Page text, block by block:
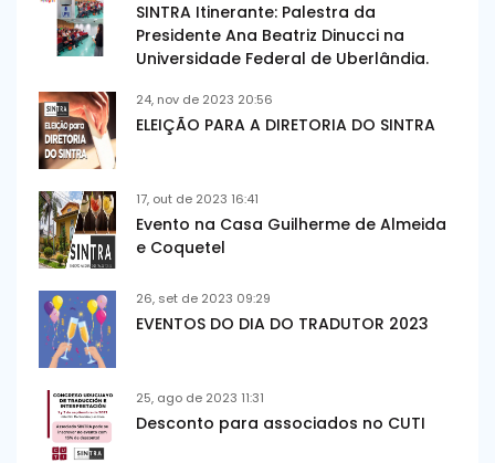
SINTRA Itinerante: Palestra da
Presidente Ana Beatriz Dinucci na
Universidade Federal de Uberlândia.
24, nov de 2023 20:56
ELEIÇÃO PARA A DIRETORIA DO SINTRA
17, out de 2023 16:41
Evento na Casa Guilherme de Almeida
e Coquetel
26, set de 2023 09:29
EVENTOS DO DIA DO TRADUTOR 2023
25, ago de 2023 11:31
Desconto para associados no CUTI